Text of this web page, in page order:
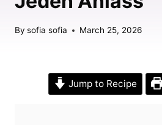
By sofia sofia March 25, 2026
Jump to Recipe